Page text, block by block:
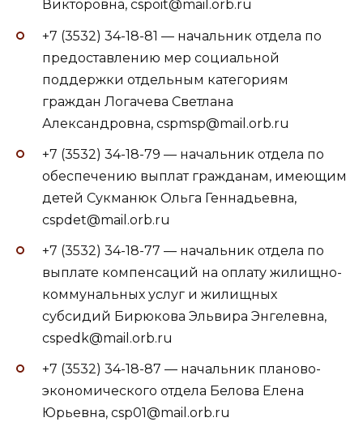
Викторовна, cspoit@mail.orb.ru
+7 (3532) 34-18-81 — начальник отдела по
предоставлению мер социальной
поддержки отдельным категориям
граждан Логачева Светлана
Александровна, cspmsp@mail.orb.ru
+7 (3532) 34-18-79 — начальник отдела по
обеспечению выплат гражданам, имеющим
детей Сукманюк Ольга Геннадьевна,
cspdet@mail.orb.ru
+7 (3532) 34-18-77 — начальник отдела по
выплате компенсаций на оплату жилищно-
коммунальных услуг и жилищных
субсидий Бирюкова Эльвира Энгелевна,
cspedk@mail.orb.ru
+7 (3532) 34-18-87 — начальник планово-
экономического отдела Белова Елена
Юрьевна, csp01@mail.orb.ru